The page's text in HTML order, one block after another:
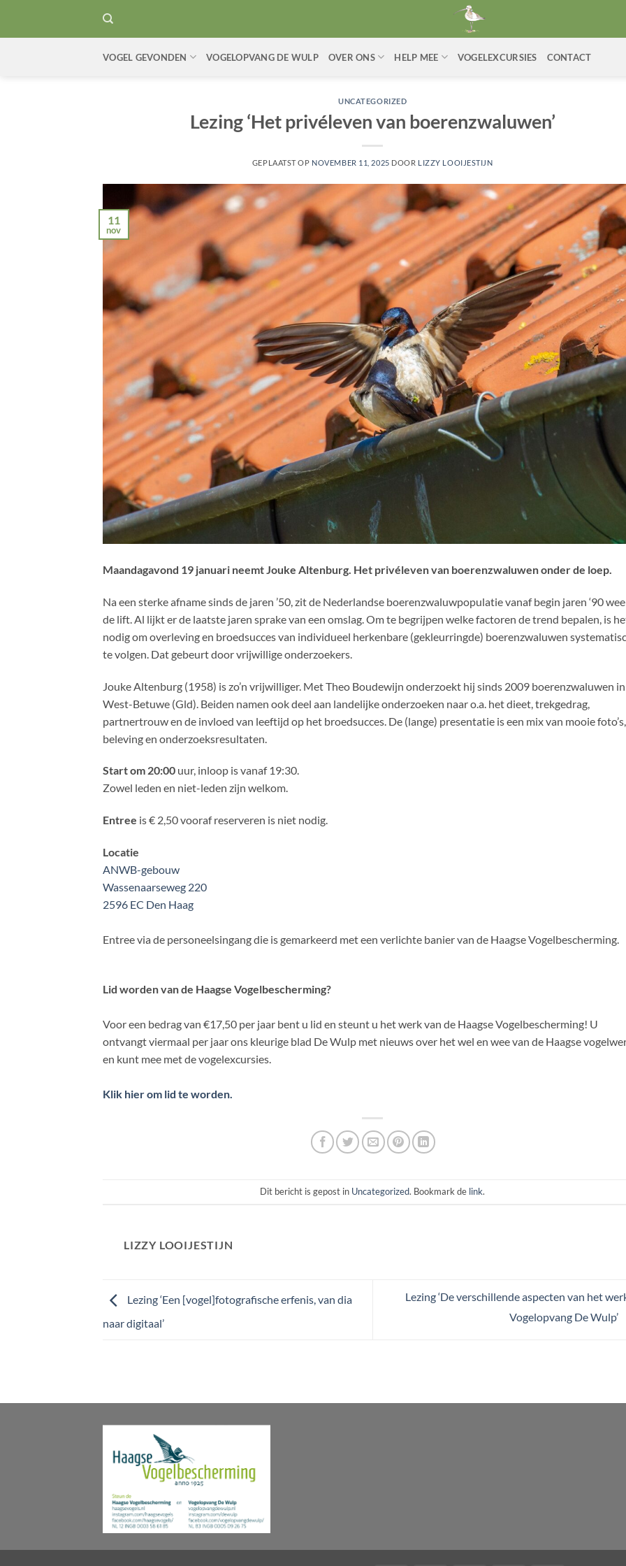
VOGEL GEVONDEN VOGELOPVANG DE WULP OVER ONS HELP MEE VOGELEXCURSIES CONTACT
UNCATEGORIZED
Lezing ‘Het privéleven van boerenzwaluwen’
GEPLAATST OP NOVEMBER 11, 2025 DOOR LIZZY LOOIJESTIJN
11
nov
Maandagavond 19 januari neemt Jouke Altenburg. Het privéleven van boerenzwaluwen onder de loep.
Na een sterke afname sinds de jaren ’50, zit de Nederlandse boerenzwaluwpopulatie vanaf begin jaren ‘90
de lift. Al lijkt er de laatste jaren sprake van een omslag. Om te begrijpen welke factoren de trend bepalen, is
nodig om overleving en broedsucces van individueel herkenbare (gekleurringde) boerenzwaluwen
te volgen. Dat gebeurt door vrijwillige onderzoekers.
Jouke Altenburg (1958) is zo’n vrijwilliger. Met Theo Boudewijn onderzoekt hij sinds 2009 boerenzwaluwen
West-Betuwe (Gld). Beiden namen ook deel aan landelijke onderzoeken naar o.a. het dieet, trekgedrag,
partnertrouw en de invloed van leeftijd op het broedsucces. De (lange) presentatie is een mix van mooie foto’s,
beleving en onderzoeksresultaten.
Start om 20:00 uur, inloop is vanaf 19:30.
Zowel leden en niet-leden zijn welkom.
Entree is € 2,50 vooraf reserveren is niet nodig.
Locatie
ANWB-gebouw
Wassenaarseweg 220
2596 EC Den Haag
Entree via de personeelsingang die is gemarkeerd met een verlichte banier van de Haagse Vogelbescherming.
Lid worden van de Haagse Vogelbescherming?
Voor een bedrag van €17,50 per jaar bent u lid en steunt u het werk van de Haagse Vogelbescherming! U
ontvangt viermaal per jaar ons kleurige blad De Wulp met nieuws over het wel en wee van de Haagse
en kunt mee met de vogelexcursies.
Klik hier om lid te worden.
Dit bericht is gepost in Uncategorized. Bookmark de link.
LIZZY LOOIJESTIJN
Lezing ‘Een [vogel]fotografische erfenis, van dia
naar digitaal’
Lezing ‘De verschillende aspecten van het
Vogelopvang De Wulp’